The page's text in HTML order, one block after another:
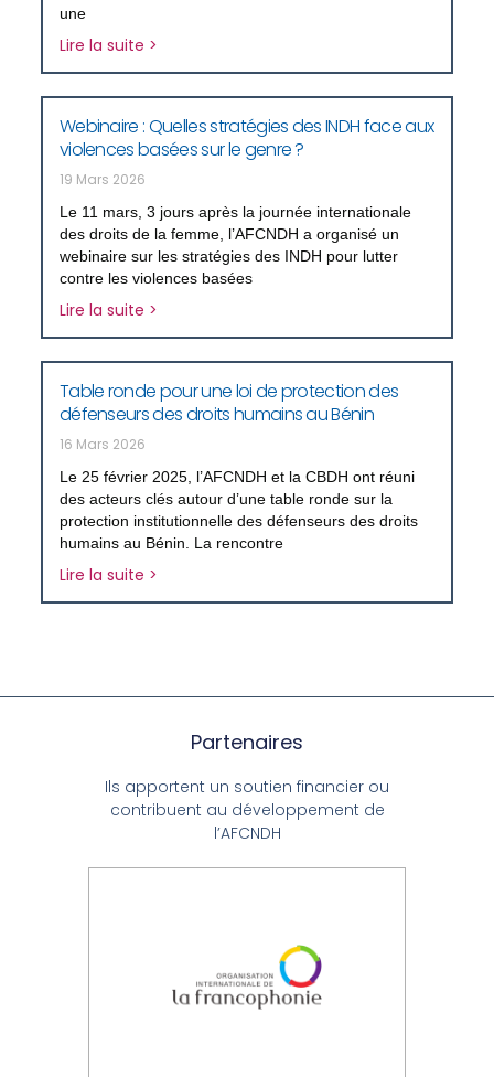
une
Lire la suite >
Webinaire : Quelles stratégies des INDH face aux
violences basées sur le genre ?
19 Mars 2026
Le 11 mars, 3 jours après la journée internationale
des droits de la femme, l’AFCNDH a organisé un
webinaire sur les stratégies des INDH pour lutter
contre les violences basées
Lire la suite >
Table ronde pour une loi de protection des
défenseurs des droits humains au Bénin
16 Mars 2026
Le 25 février 2025, l’AFCNDH et la CBDH ont réuni
des acteurs clés autour d’une table ronde sur la
protection institutionnelle des défenseurs des droits
humains au Bénin. La rencontre
Lire la suite >
Partenaires
Ils apportent un soutien financier ou
contribuent au développement de
l’AFCNDH